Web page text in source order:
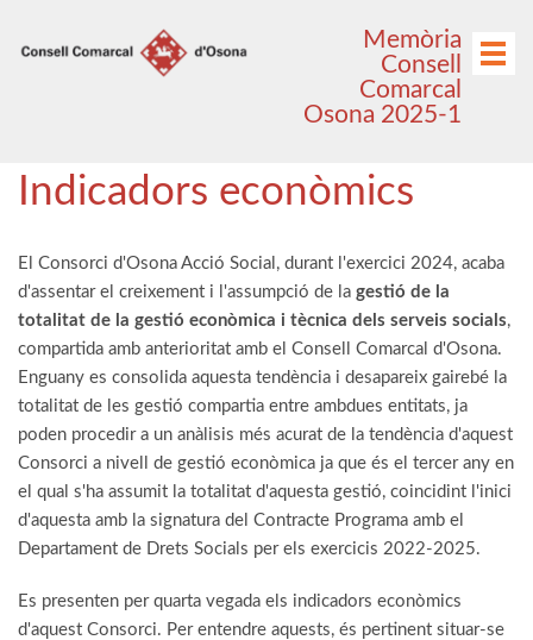
Menú
Memòria
Consell
Comarcal
Osona 2025-1
Indicadors econòmics
El Consorci d'Osona Acció Social, durant l'exercici 2024, acaba
d'assentar el creixement i l'assumpció de la gestió de la
totalitat de la gestió econòmica i tècnica dels serveis socials,
compartida amb anterioritat amb el Consell Comarcal d'Osona.
Enguany es consolida aquesta tendència i desapareix gairebé la
totalitat de les gestió compartia entre ambdues entitats, ja
poden procedir a un anàlisis més acurat de la tendència d'aquest
Consorci a nivell de gestió econòmica ja que és el tercer any en
el qual s'ha assumit la totalitat d'aquesta gestió, coincidint l'inici
d'aquesta amb la signatura del Contracte Programa amb el
Departament de Drets Socials per els exercicis 2022-2025.
Es presenten per quarta vegada els indicadors econòmics
d'aquest Consorci. Per entendre aquests, és pertinent situar-se